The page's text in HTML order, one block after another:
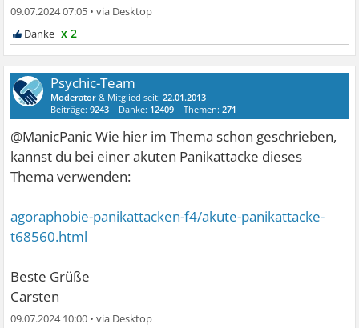
09.07.2024 07:05 •
x 2
Psychic-Team
Moderator & Mitglied seit:22.01.2013
Beiträge:9243 Danke: 12409 Themen:271
@ManicPanic Wie hier im Thema schon geschrieben,
kannst du bei einer akuten Panikattacke dieses
Thema verwenden:
agoraphobie-panikattacken-f4/akute-panikattacke-
t68560.html
Beste Grüße
Carsten
09.07.2024 10:00 •